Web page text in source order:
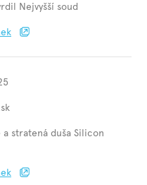
Nejvyšší soud
stratená duša Silicon